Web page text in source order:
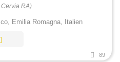
RA)
Emilia Romagna, Italien
89